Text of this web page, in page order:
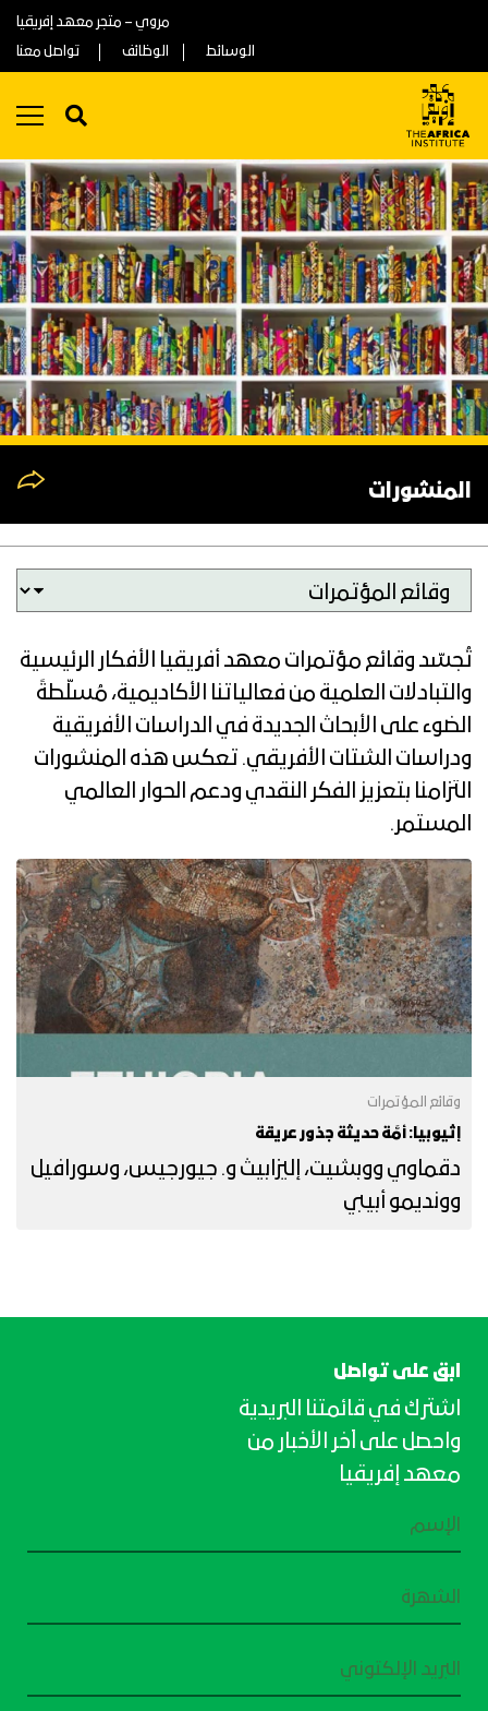
مروي – متجر معهد إفريقيا
الوسائط
الوظائف تواصل معنا
المنشورات
تُجسّد وقائع مؤتمرات معهد أفريقيا الأفكار الرئيسية
والتبادلات العلمية من فعالياتنا الأكاديمية، مُسلّطةً
الضوء على الأبحاث الجديدة في الدراسات الأفريقية
ودراسات الشتات الأفريقي. تعكس هذه المنشورات
التزامنا بتعزيز الفكر النقدي ودعم الحوار العالمي
المستمر.
وقائع المؤتمرات
إثيوبيا: أمَّة حديثة جذور عريقة
دقماوي ووبشيت، إليزابيث و. جيورجيس، وسورافيل
وونديمو أبيبي
ابق على تواصل
اشترك في قائمتنا البريدية
واحصل على آخر الأخبار من
معهد إفريقيا